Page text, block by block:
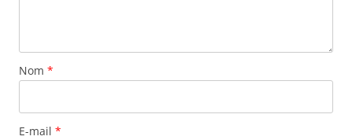
Nom *
E-mail *